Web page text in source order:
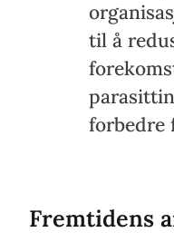
til å
forbedre
Fremtidens